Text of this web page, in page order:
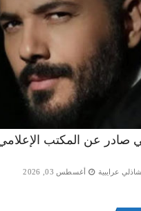
صادر عن المكتب
أغسطس 03, 2026